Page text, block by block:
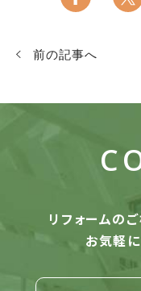
前の記事へ
リフォームの
お気軽